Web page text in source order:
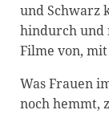
und Schwarz
hindurch und
Filme von,
Was Frauen
noch hemmt,